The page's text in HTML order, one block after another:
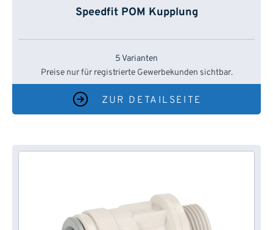
Speedfit POM Kupplung
5 Varianten
Preise nur für registrierte Gewerbekunden sichtbar.
ZUR DETAILSEITE